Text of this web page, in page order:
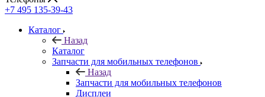
Каталог
Запчасти для мобильных телефонов
Запчасти для мобильных телефонов
Дисплеи
Аккумуляторы
Задние крышки
Шлейфы
Тачскрины, сенсорные экраны